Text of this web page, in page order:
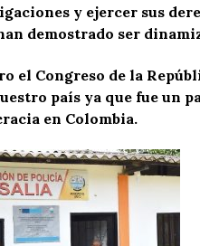
y ejercer sus
demostrado ser
el Congreso de la
país ya que fue un
en Colombia.